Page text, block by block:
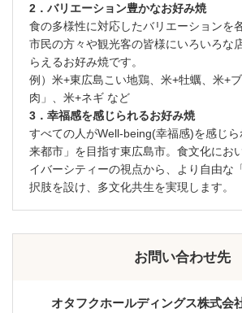
2．バリエーション豊かなお好み焼
食の多様性に対応したバリエーションを
市民の方々や観光客の皆様にいろいろな
らえるお好み焼です。
例）米+東広島こい地鶏、米+牡蠣、米+
肉」、米+ネギ など
3．幸福感を感じられるお好み焼
すべての人がWell-being(幸福感)を感じ
来都市」を目指す東広島市。食文化にお
イバーシティーの視点から、より自由な
択肢を設け、多文化共生を実現します。
お問い合わせ先
オタフクホールディングス株式会